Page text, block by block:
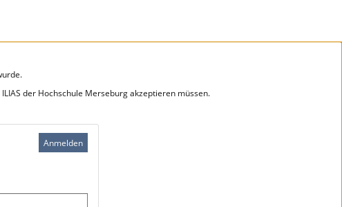
der Hochschule Merseburg akzeptieren müssen.
Anmelden